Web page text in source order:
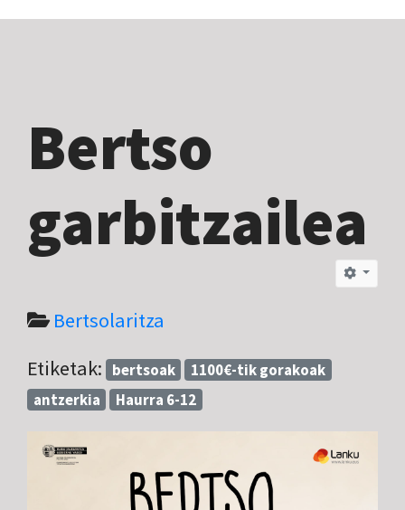
Bertso
garbitzailea
Bertsolaritza
Etiketak: bertsoak
1100€-tik gorakoak
antzerkia
Haurra 6-12